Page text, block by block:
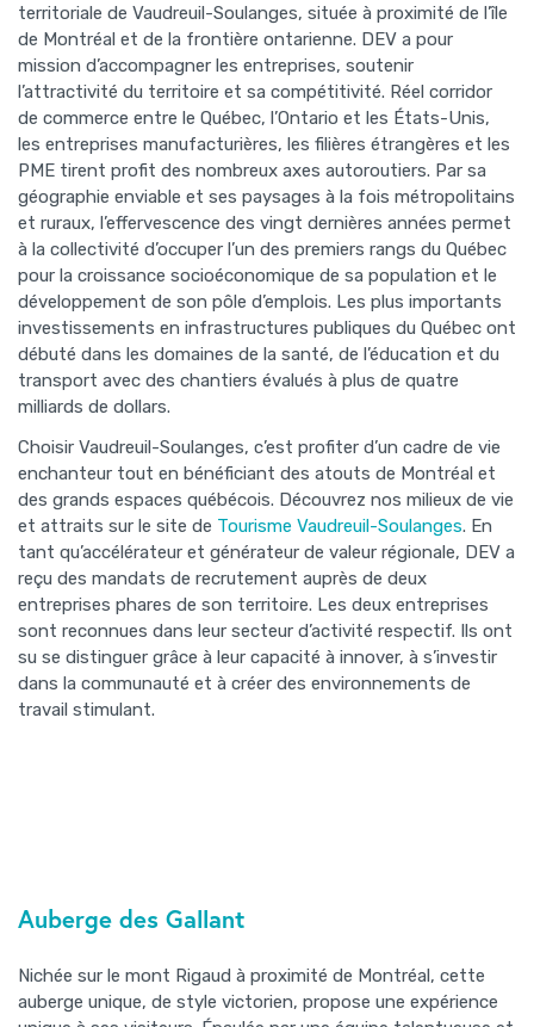
territoriale de Vaudreuil-Soulanges, située à proximité de l’île
de Montréal et de la frontière ontarienne. DEV a pour
mission d’accompagner les entreprises, soutenir
l’attractivité du territoire et sa compétitivité. Réel corridor
de commerce entre le Québec, l’Ontario et les États-Unis,
les entreprises manufacturières, les filières étrangères et les
PME tirent profit des nombreux axes autoroutiers. Par sa
géographie enviable et ses paysages à la fois métropolitains
et ruraux, l’effervescence des vingt dernières années permet
à la collectivité d’occuper l’un des premiers rangs du Québec
pour la croissance socioéconomique de sa population et le
développement de son pôle d’emplois. Les plus importants
investissements en infrastructures publiques du Québec ont
débuté dans les domaines de la santé, de l’éducation et du
transport avec des chantiers évalués à plus de quatre
milliards de dollars.
Choisir Vaudreuil-Soulanges, c’est profiter d’un cadre de vie
enchanteur tout en bénéficiant des atouts de Montréal et
des grands espaces québécois. Découvrez nos milieux de vie
et attraits sur le site de Tourisme Vaudreuil-Soulanges. En
tant qu’accélérateur et générateur de valeur régionale, DEV a
reçu des mandats de recrutement auprès de deux
entreprises phares de son territoire. Les deux entreprises
sont reconnues dans leur secteur d’activité respectif. Ils ont
su se distinguer grâce à leur capacité à innover, à s’investir
dans la communauté et à créer des environnements de
travail stimulant.
Auberge des Gallant
Nichée sur le mont Rigaud à proximité de Montréal, cette
auberge unique, de style victorien, propose une expérience